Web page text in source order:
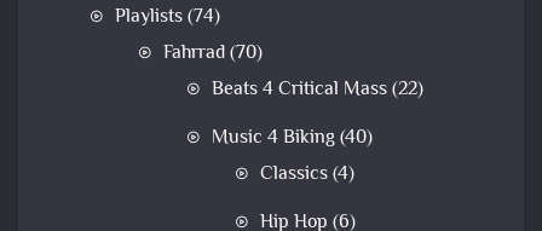
Playlists(74)
Fahrrad(70)
Beats 4 Critical Mass(22)
Music 4 Biking(40)
Classics(4)
Hip Hop (6)